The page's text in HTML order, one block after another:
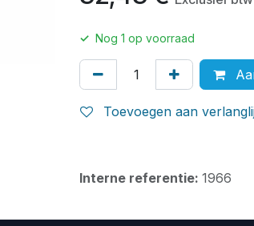
✓ Nog 1 op voorraad
Toevoegen aan
Interne referentie: 1966